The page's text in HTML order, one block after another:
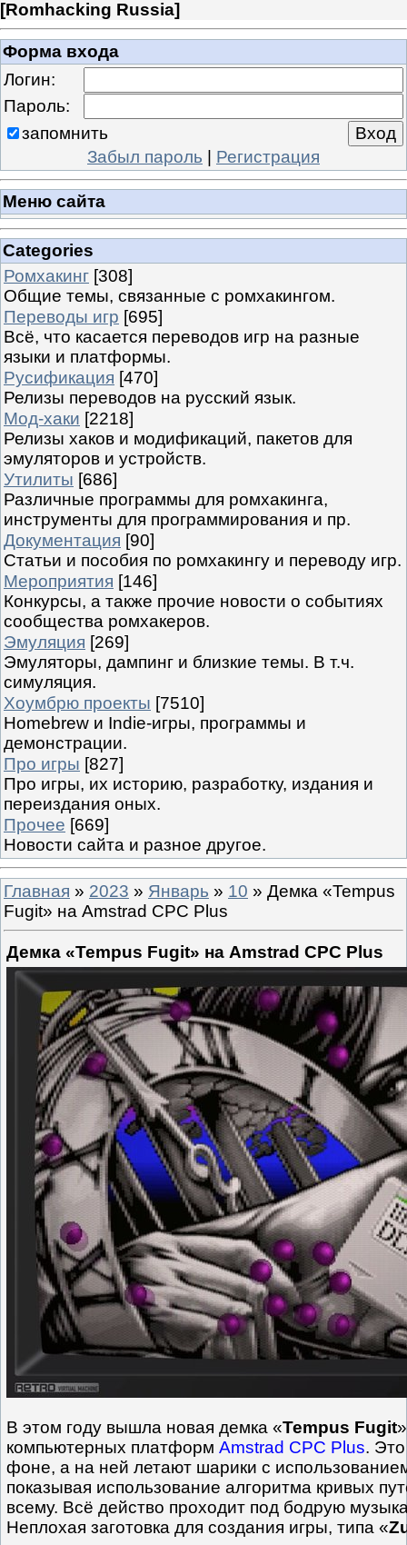
[Romhacking Russia]
Форма входа
Логин:
Пароль:
запомнить
Забыл пароль | Регистрация
Меню сайта
Categories
Ромхакинг [308]
Общие темы, связанные с ромхакингом.
Переводы игр [695]
Всё, что касается переводов игр на разные
языки и платформы.
Русификация [470]
Релизы переводов на русский язык.
Мод-хаки [2218]
Релизы хаков и модификаций, пакетов для
эмуляторов и устройств.
Утилиты [686]
Различные программы для ромхакинга,
инструменты для программирования и пр.
Документация [90]
Статьи и пособия по ромхакингу и переводу игр.
Мероприятия [146]
Конкурсы, а также прочие новости о событиях
сообщества ромхакеров.
Эмуляция [269]
Эмуляторы, дампинг и близкие темы. В т.ч.
симуляция.
Хоумбрю проекты [7510]
Homebrew и Indie-игры, программы и
демонстрации.
Про игры [827]
Про игры, их историю, разработку, издания и
переиздания оных.
Прочее [669]
Новости сайта и разное другое.
Главная » 2023 » Январь » 10 » Демка «Tempus
Fugit» на Amstrad CPC Plus
Демка «Tempus Fugit» на Amstrad CPC Plus
В этом году вышла новая демка «Tempus Fugit
компьютерных платформ Amstrad CPC Plus.
фоне, а на ней летают шарики с
показывая использование алгоритма кривых
всему. Всё действо проходит под бодрую
Неплохая заготовка для создания игры, типа «